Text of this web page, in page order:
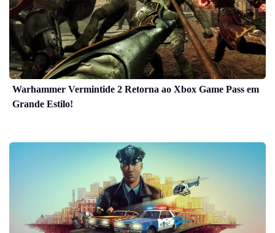
Warhammer Vermintide 2 Retorna ao Xbox Game Pass em
Grande Estilo!